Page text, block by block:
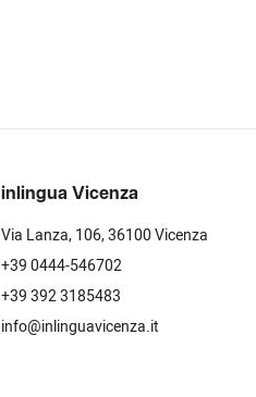
inlingua Vicenza
Via Lanza, 106, 36100 Vicenza
+39 0444-546702
+39 392 3185483
info@inlinguavicenza.it